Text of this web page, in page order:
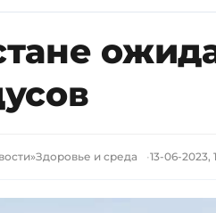
»Здоровье и среда 13-06-2023,